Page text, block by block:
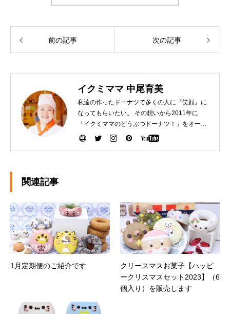
前の記事 次の記事
イクミママ 中尾育美
私達の作ったドーナツで多くの人に『笑顔』に
なってもらいたい。 その想いから2011年に
「イクミママのどうぶつドーナツ！」をオープ
ンさせました。 健康で美味しいドーナツを作る
関連記事
1月定期便のご紹介です
クリースマスお菓子【ハッピ
ークリスマスセット2023】（6
個入り）を販売します